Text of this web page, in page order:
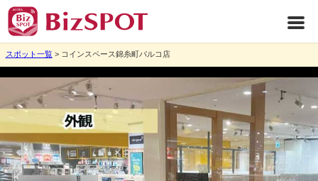
スポット一覧> コインスペース錦糸町パルコ店